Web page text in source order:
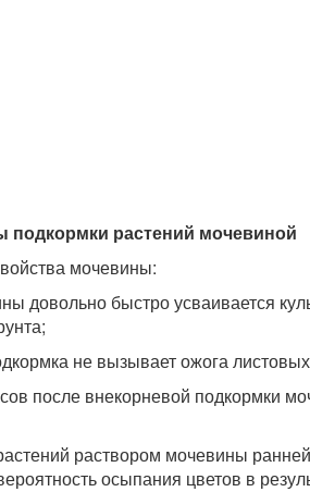
растений мочевиной
мочевины:
довольно быстро усваивается
не вызывает ожога
после внекорневой подкормки
раствором мочевины
осыпания цветов в